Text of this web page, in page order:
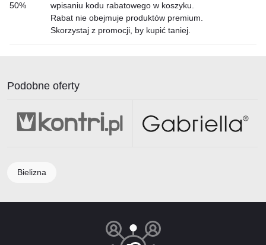
50%
wpisaniu kodu rabatowego w koszyku.
Rabat nie obejmuje produktów premium.
Skorzystaj z promocji, by kupić taniej.
Podobne oferty
Bielizna